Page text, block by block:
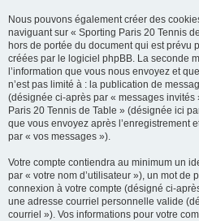
Nous pouvons également créer des
naviguant sur « Sporting Paris 20 Tennis
hors de portée du document qui est prévu
créées par le logiciel phpBB. La seconde
l’information que vous nous envoyez et
n’est pas limité à : la publication de
(désignée ci-après par « messages invités
Paris 20 Tennis de Table » (désignée ici
que vous envoyez après l’enregistrement
par « vos messages »).
Votre compte contiendra au minimum un
par « votre nom d’utilisateur »), un mot de
connexion à votre compte (désigné ci-
une adresse courriel personnelle valide
courriel »). Vos informations pour votre